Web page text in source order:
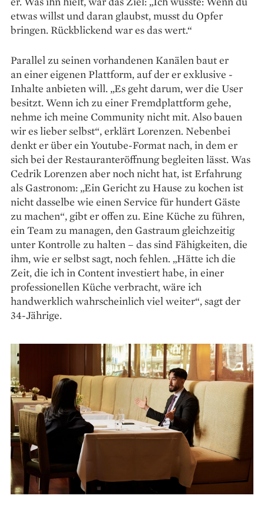
etwas willst und daran glaubst, musst du Opfer
bringen. Rückblickend war es das wert.“
Parallel zu seinen vorhandenen Kanälen baut er
an einer eigenen Plattform, auf der er exklusive ­
Inhalte anbieten will. „Es geht darum, wer die User
besitzt. Wenn ich zu einer Fremdplattform gehe,
nehme ich meine Community nicht mit. Also bauen
wir es lieber selbst“, erklärt Lorenzen. Nebenbei
denkt er über ein Youtube-Format nach, in dem er
sich bei der Restaurant­eröffnung begleiten lässt. Was
Cedrik Lorenzen aber noch nicht hat, ist Erfahrung
als Gastronom: „Ein Gericht zu Hause zu kochen ist
nicht dasselbe wie einen Service für hundert Gäste
zu machen“, gibt er offen zu. Eine Küche zu führen,
ein Team zu managen, den Gastraum gleichzeitig
unter Kontrolle zu halten – das sind Fähigkeiten, die
ihm, wie er selbst sagt, noch fehlen. „Hätte ich die
Zeit, die ich in Content investiert habe, in einer
professionellen Küche verbracht, wäre ich
handwerklich wahrscheinlich viel weiter“, sagt der
34-Jährige.